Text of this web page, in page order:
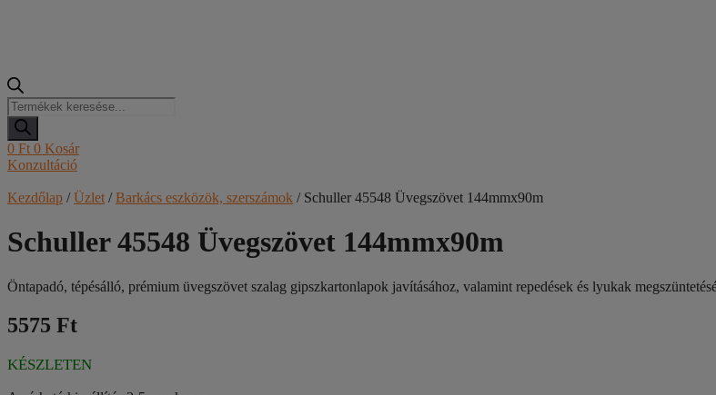
Products
search
0 Ft 0 Kosár
Konzultáció
Kezdőlap /Üzlet /Barkács eszközök, szerszámok / Schuller 45548 Üvegszövet 144mmx90m
Schuller 45548 Üvegszövet 144mmx90m
Öntapadó, tépésálló, prémium üvegszövet szalag gipszkartonlapok javításához, valamint repedések és lyukak
5575 Ft
KÉSZLETEN